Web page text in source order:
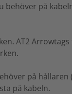
behöver på
AT2
på
på kabeln.